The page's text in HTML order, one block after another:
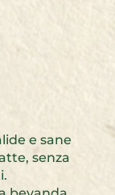
e sane
senza